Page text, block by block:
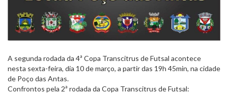
A segunda rodada da 4ª Copa Transcitrus de Futsal acontece
nesta sexta-feira, dia 10 de março, a partir das 19h 45min, na cidade
de Poço das Antas.
Confrontos pela 2ª rodada da Copa Transcitrus de Futsal: